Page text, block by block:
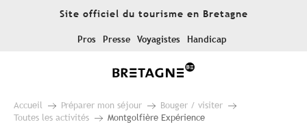
Site officiel du tourisme en Bretagne
Pros Presse Voyagistes Handicap
Accueil Préparer mon séjour
Bouger / visiter
Toutes les activités
Montgolfière Expérience